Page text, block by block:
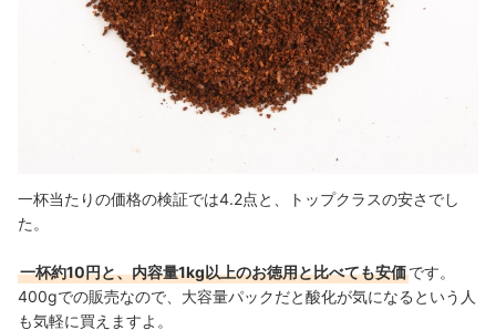
一杯当たりの価格の検証では4.2点と、トップクラスの安さでし
た。
一杯約10円と、内容量1kg以上のお徳用と比べても安価です。
400gでの販売なので、大容量パックだと酸化が気になるという人
も気軽に買えますよ。